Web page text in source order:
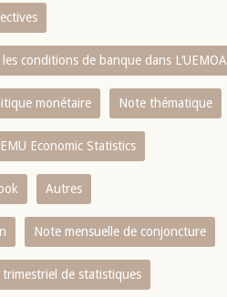
conditions de banque dans L‘UEMOA
monétaire Note thématique
Economic Statistics
Autres
Note mensuelle de conjoncture
de statistiques